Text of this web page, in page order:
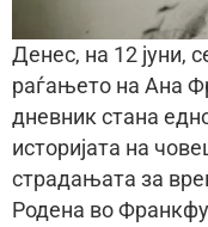
Денес, на 12 јуни,
раѓањето на Ана
дневник стана
историјата на
страдањата за
Роденa во